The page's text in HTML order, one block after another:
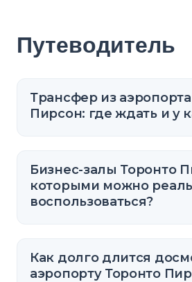
Путеводитель
Трансфер из
Пирсон: где ждать и у
Бизнес-залы Торонто
которыми можно
воспользоваться?
Как долго длится
аэропорту Торонто